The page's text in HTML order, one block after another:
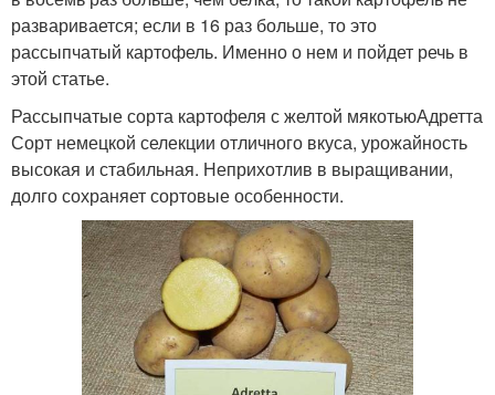
разваривается; если в 16 раз больше, то это
рассыпчатый картофель. Именно о нем и пойдет речь в
этой статье.
Рассыпчатые сорта картофеля с желтой мякотьюАдретта
Сорт немецкой селекции отличного вкуса, урожайность
высокая и стабильная. Неприхотлив в выращивании,
долго сохраняет сортовые особенности.